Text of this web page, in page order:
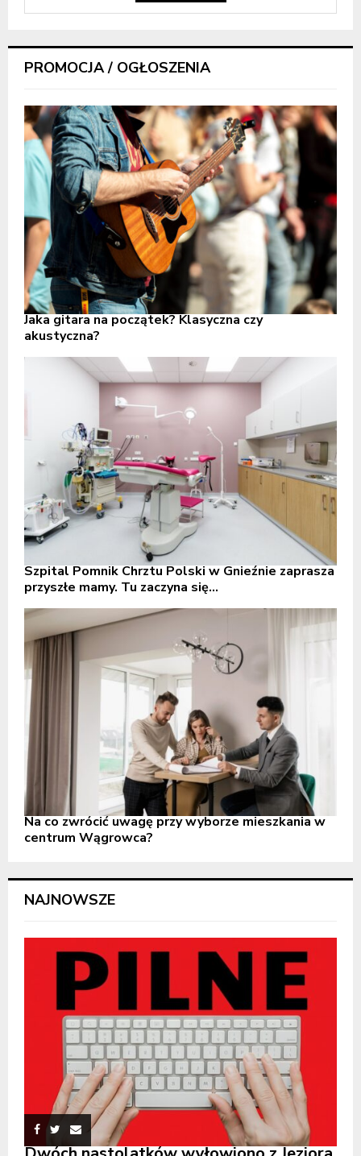
PROMOCJA / OGŁOSZENIA
Jaka gitara na początek? Klasyczna czy
akustyczna?
Szpital Pomnik Chrztu Polski w Gnieźnie zaprasza
przyszłe mamy. Tu zaczyna się...
Na co zwrócić uwagę przy wyborze mieszkania w
centrum Wągrowca?
NAJNOWSZE